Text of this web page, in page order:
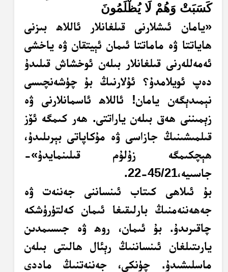
كَسَبَتْ وَهُمْ لَا يُظْلَمُونَ
«يامان ئىشلارنى قىلغانلار ئاللاھ بىزنى
ھاياتتا ۋە ماماتتا ئىمان ئېيتقان ۋە ياخشى
ئەمەللەرنى قىلغانلار بىلەن ئوخشاش قىلىدۇ
دەپ ئويلامدۇ؟ ئۇلارنىڭ بۇ چۈشەنچىسى
نېمىدېگەن يامان! ئاللاھ ئاسمانلارنى ۋە
زېمىننى ھەق بىلەن ياراتتى. ھەر كىمگە ئۆز
قىلمىشىنىڭ جازاسى ۋە مۇكاپاتى بېرىلىدۇ،
ھېچكىمگە زۇلۇم قىلىنمايدۇ»-
جاسىيە،45/21-22.
بۇ ئىلاھى كىتاب ئىنساننى جەننەت ۋە
جەھەننەمنىڭ بارلىقىغا ئىمان كەلتۈرۈشكە
چاقىرىدۇ. بۇ ئىمان، روھ ۋە جىسىمدىن
يارىتىلغان ئىنساننىڭ رېئال ھالىتى بىلەن
ماسلىشىدۇ. چۈنكى، جەننەتنىڭ ماددى